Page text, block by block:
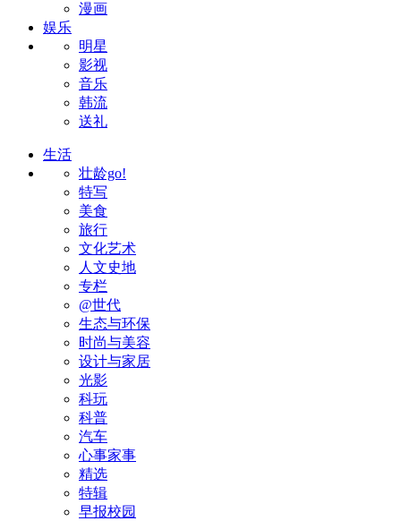
漫画
娱乐
明星
影视
音乐
韩流
送礼
生活
壮龄go!
特写
美食
旅行
文化艺术
人文史地
专栏
@世代
生态与环保
时尚与美容
设计与家居
光影
科玩
科普
汽车
心事家事
精选
特辑
早报校园